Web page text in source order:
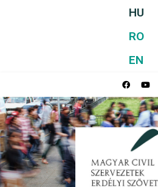
HU
RO
EN